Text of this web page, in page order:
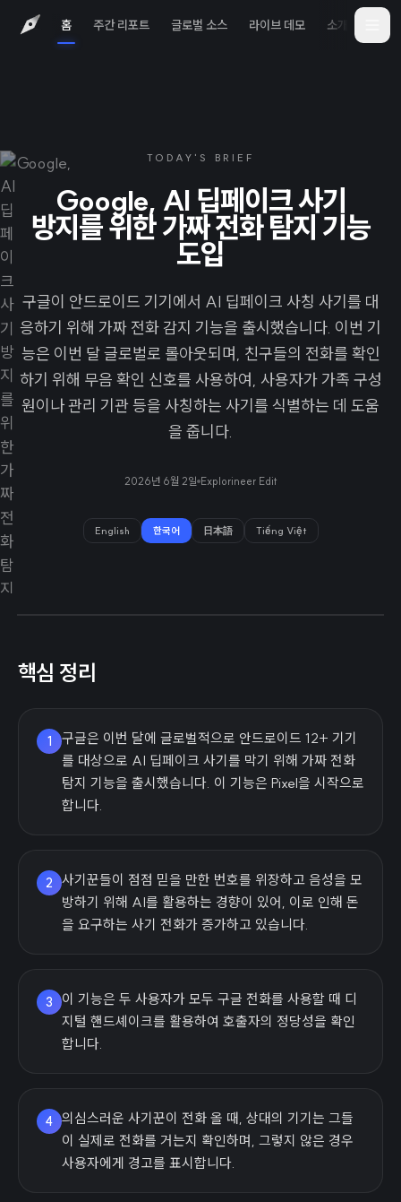
홈 주간 리포트 글로벌 소스 라이브 데모 소개
TODAY'S BRIEF
Google, AI 딥페이크 사기
방지를 위한 가짜 전화 탐지 기능
도입
구글이 안드로이드 기기에서 AI 딥페이크 사칭 사기를 대
응하기 위해 가짜 전화 감지 기능을 출시했습니다. 이번 기
능은 이번 달 글로벌로 롤아웃되며, 친구들의 전화를 확인
하기 위해 무음 확인 신호를 사용하여, 사용자가 가족 구성
원이나 관리 기관 등을 사칭하는 사기를 식별하는 데 도움
을 줍니다.
2026년 6월 2일 Explorineer Edit
English 한국어 日本語 Tiếng Việt
핵심 정리
1
구글은 이번 달에 글로벌적으로 안드로이드 12+ 기기
를 대상으로 AI 딥페이크 사기를 막기 위해 가짜 전화
탐지 기능을 출시했습니다. 이 기능은 Pixel을 시작으로
합니다.
2
사기꾼들이 점점 믿을 만한 번호를 위장하고 음성을 모
방하기 위해 AI를 활용하는 경향이 있어, 이로 인해 돈
을 요구하는 사기 전화가 증가하고 있습니다.
3
이 기능은 두 사용자가 모두 구글 전화를 사용할 때 디
지털 핸드셰이크를 활용하여 호출자의 정당성을 확인
합니다.
4 의심스러운 사기꾼이 전화 올 때, 상대의 기기는 그들
이 실제로 전화를 거는지 확인하며, 그렇지 않은 경우
사용자에게 경고를 표시합니다.